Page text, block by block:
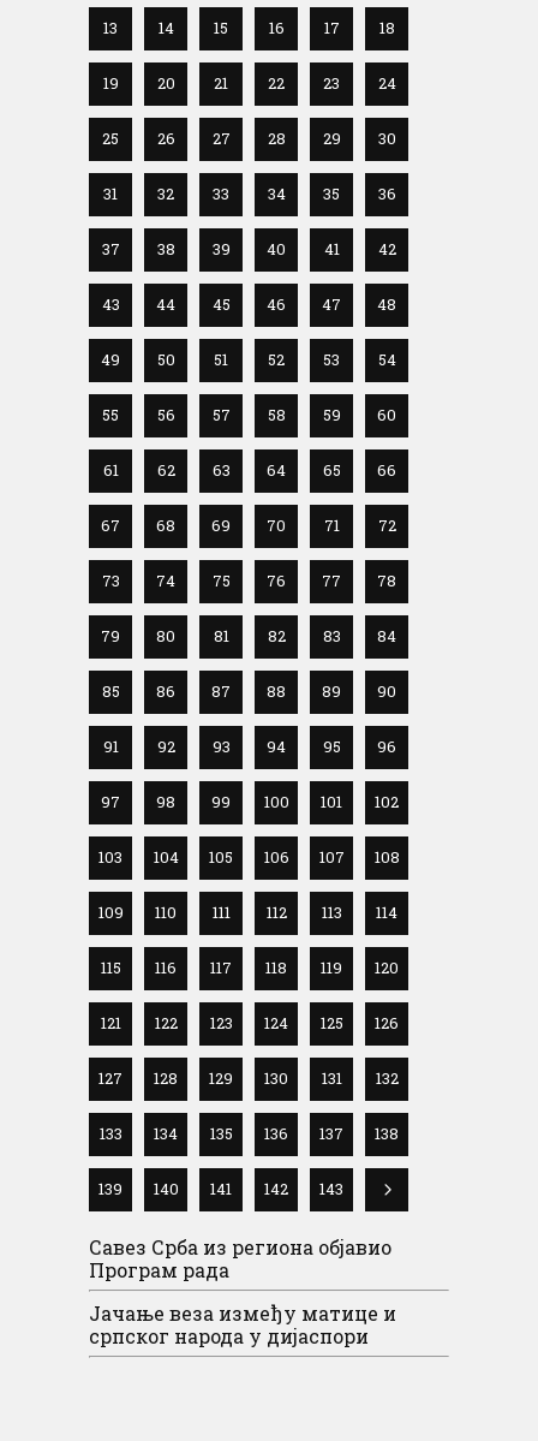
13 14 15 16 17 18
19 20 21 22 23 24
25 26 27 28 29 30
31 32 33 34 35 36
37 38 39 40 41 42
43 44 45 46 47 48
49 50 51 52 53 54
55 56 57 58 59 60
61 62 63 64 65 66
67 68 69 70 71 72
73 74 75 76 77 78
79 80 81 82 83 84
85 86 87 88 89 90
91 92 93 94 95 96
97 98 99 100 101 102
103 104 105 106 107 108
109 110 111 112 113 114
115 116 117 118 119 120
121 122 123 124 125 126
127 128 129 130 131 132
133 134 135 136 137 138
139 140 141 142 143
Савез Срба из региона објавио
Програм рада
Јачање веза између матице и
српског народа у дијаспори